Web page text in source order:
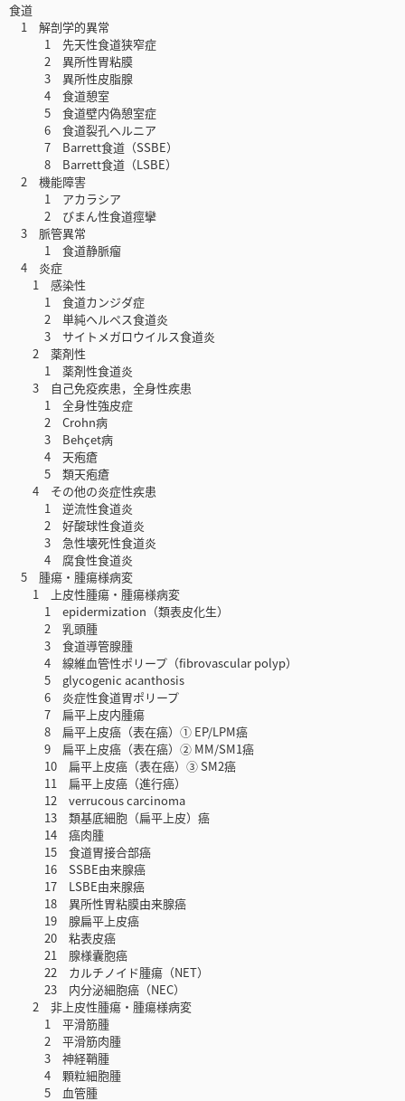
食道
1 解剖学的異常
1 先天性食道狭窄症
2 異所性胃粘膜
3 異所性皮脂腺
4 食道憩室
5 食道壁内偽憩室症
6 食道裂孔ヘルニア
7 Barrett食道（SSBE）
8 Barrett食道（LSBE）
2 機能障害
1 アカラシア
2 びまん性食道痙攣
3 脈管異常
1 食道静脈瘤
4 炎症
1 感染性
1 食道カンジダ症
2 単純ヘルペス食道炎
3 サイトメガロウイルス食道炎
2 薬剤性
1 薬剤性食道炎
3 自己免疫疾患，全身性疾患
1 全身性強皮症
2 Crohn病
3 Behçet病
4 天疱瘡
5 類天疱瘡
4 その他の炎症性疾患
1 逆流性食道炎
2 好酸球性食道炎
3 急性壊死性食道炎
4 腐食性食道炎
5 腫瘍・腫瘍様病変
1 上皮性腫瘍・腫瘍様病変
1 epidermization（類表皮化生）
2 乳頭腫
3 食道導管腺腫
4 線維血管性ポリープ（fibrovascular polyp）
5 glycogenic acanthosis
6 炎症性食道胃ポリープ
7 扁平上皮内腫瘍
8 扁平上皮癌（表在癌）① EP/LPM癌
9 扁平上皮癌（表在癌）② MM/SM1癌
10 扁平上皮癌（表在癌）③ SM2癌
11 扁平上皮癌（進行癌）
12 verrucous carcinoma
13 類基底細胞（扁平上皮）癌
14 癌肉腫
15 食道胃接合部癌
16 SSBE由来腺癌
17 LSBE由来腺癌
18 異所性胃粘膜由来腺癌
19 腺扁平上皮癌
20 粘表皮癌
21 腺様囊胞癌
22 カルチノイド腫瘍（NET）
23 内分泌細胞癌（NEC）
2 非上皮性腫瘍・腫瘍様病変
1 平滑筋腫
2 平滑筋肉腫
3 神経鞘腫
4 顆粒細胞腫
5 血管腫